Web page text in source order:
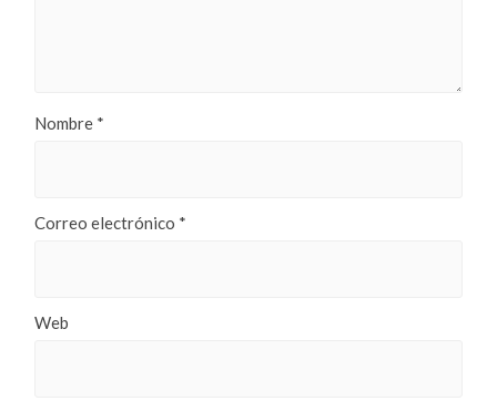
Nombre *
Correo electrónico *
Web